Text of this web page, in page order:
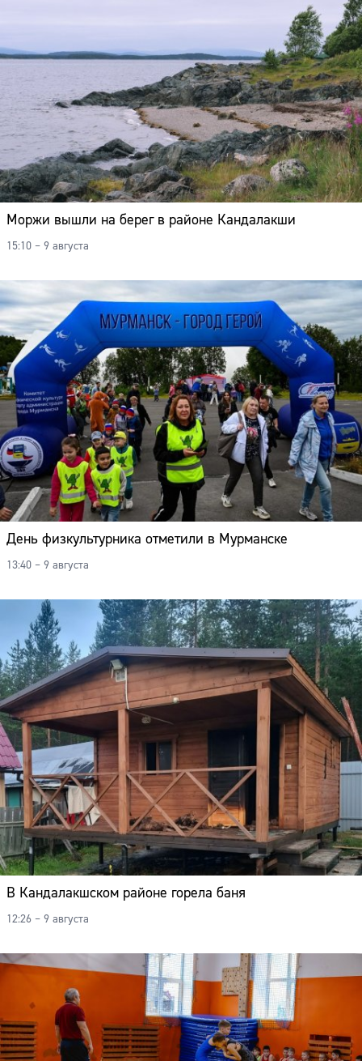
Моржи вышли на берег в районе Кандалакши
15:10 – 9 августа
День физкультурника отметили в Мурманске
13:40 – 9 августа
В Кандалакшском районе горела баня
12:26 – 9 августа
Телефон: